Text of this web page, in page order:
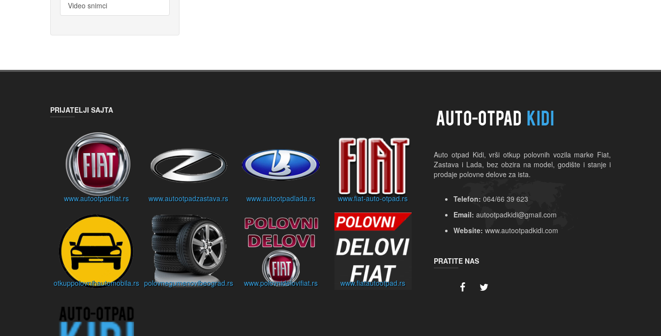
Video snimci
PRIJATELJI SAJTA
www.autootpadfiat.rs www.autootpadzastava.rs www.autootpadlada.rs www.fiat-auto-otpad.rs
otkuppolovnihautomobila.rs polovnegumenovibeograd.rs www.polovnidelovifiat.rs www.fiatautootpad.rs
Auto otpad Kidi, vrši otkup polovnih vozila marke Fiat,
Zastava i Lada, bez obzira na model, godište i stanje i
prodaje polovne delove za ista.
Telefon: 064/66 39 623
Email: autootpadkidi@gmail.com
Website: www.autootpadkidi.com
PRATITE NAS